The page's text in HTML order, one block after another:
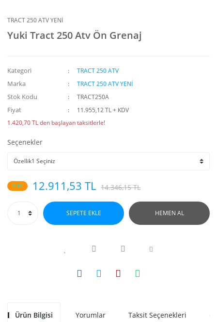
TRACT 250 ATV YENİ
Yuki Tract 250 Atv Ön Grenaj
Kategori TRACT 250 ATV
Marka TRACT 250 ATV YENİ
Stok Kodu TRACT250A
Fiyat
11.955,12 TL + KDV
1.420,70 TL den başlayan taksitlerle!
Seçenekler
%10 12.911,53 TL 14.346,15 TL
SEPETE EKLE HEMEN AL
Ürün Bilgisi Yorumlar Taksit Seçenekleri